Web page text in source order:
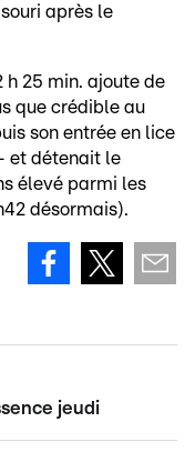
après le
25 min. ajoute de
que crédible au
son entrée en lice
et détenait le
élevé parmi les
désormais).
jeudi